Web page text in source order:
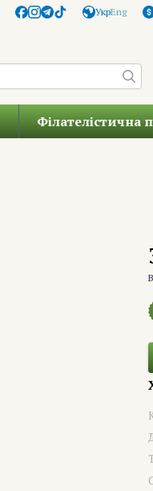
УкрEng
Філателістична